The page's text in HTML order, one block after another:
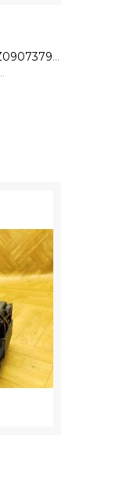
ABS Hydraulikblock VW Fox 5Z0907379A 0265800468